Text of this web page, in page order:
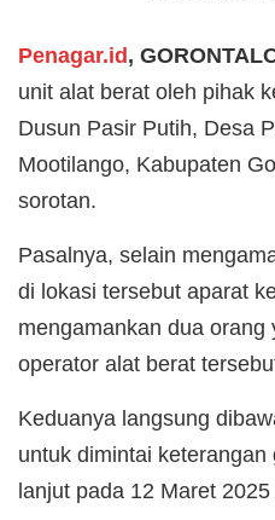
Penagar.id,
unit alat berat oleh pihak
Dusun Pasir Putih, Desa
Mootilango, Kabupaten
sorotan.
Pasalnya, selain
di lokasi tersebut aparat
mengamankan dua orang
operator alat berat
Keduanya langsung
untuk dimintai
lanjut pada 12 Maret 2025